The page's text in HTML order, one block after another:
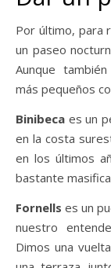
Por último, para
un paseo
Aunque
más pequeños
Binibeca es un
en la costa
en los últimos
bastante
Fornells es un
nuestro
Dimos una